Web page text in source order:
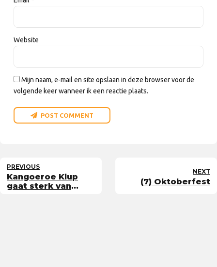
Website
Mijn naam, e-mail en site opslaan in deze browser voor de
volgende keer wanneer ik een reactie plaats.
POST COMMENT
PREVIOUS
Kangoeroe Klup
gaat sterk van
NEXT
(7) Oktoberfest